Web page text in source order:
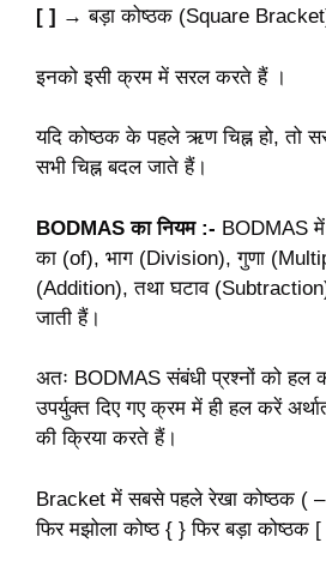
[ ] → बड़ा कोष्ठक (Square
इनको इसी क्रम में सरल करते हैं ।
यदि कोष्ठक के पहले ऋण चिह्न हो, तो
सभी चिह्न बदल जाते हैं।
BODMAS का नियम :- BODMAS
का (of), भाग (Division), गुणा
(Addition), तथा घटाव
जाती हैं।
अतः BODMAS संबंधी प्रश्नों को हल
उपर्युक्त दिए गए क्रम में ही हल करें
की क्रिया करते हैं।
Bracket में सबसे पहले रेखा कोष्ठक ( –
फिर मझोला कोष्ठ { } फिर बड़ा